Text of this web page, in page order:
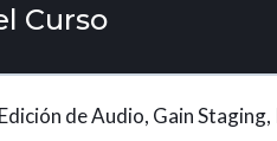
Curso
de Audio, Gain